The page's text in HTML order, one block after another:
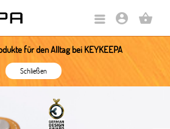
account_circle shopping_basket
für den Alltag bei KEYKEEPA
Schließen